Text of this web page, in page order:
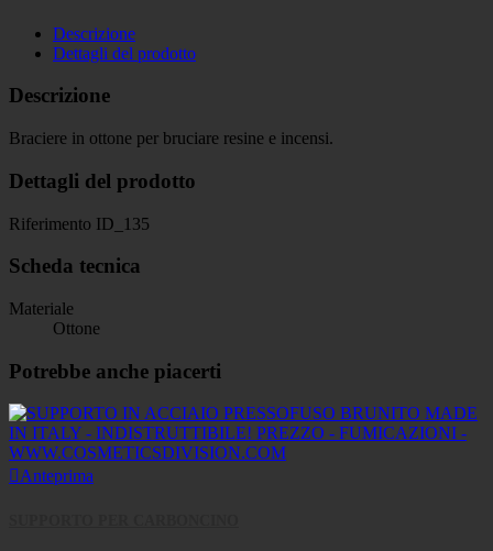
Descrizione
Dettagli del prodotto
Descrizione
Braciere in ottone per bruciare resine e incensi.
Dettagli del prodotto
Riferimento ID_135
Scheda tecnica
Materiale
Ottone
Potrebbe anche piacerti
Anteprima